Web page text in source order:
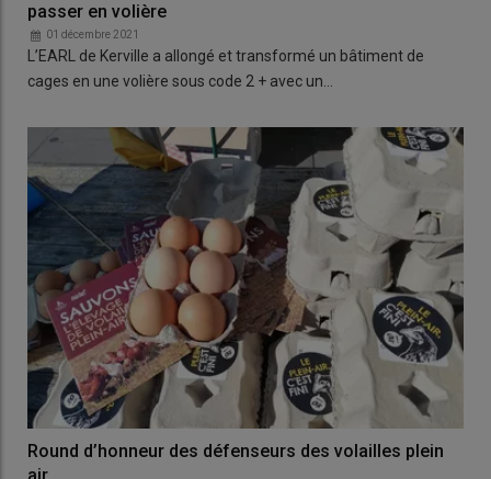
passer en volière
01 décembre 2021
L’EARL de Kerville a allongé et transformé un bâtiment de
cages en une volière sous code 2 + avec un…
Round d’honneur des défenseurs des volailles plein